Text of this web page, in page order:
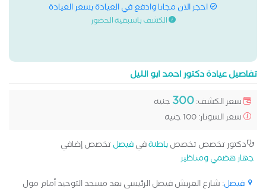
احجز الان مجانا وادفع في العيادة بسعر العيادة
الكشف باسبقية الحضور
تفاصيل عيادة دكتور احمد ابو الليل
سعر الكشف:300 جنيه
سعر السونار: 100 جنيه
دكتور تخصص تخصصباطنةفيفيصل تخصص إضافي
جهاز هضمي ومناظير
فيصل: شارع العريش فيصل الرئيسي بعد مسجد التوحيد أمام مول